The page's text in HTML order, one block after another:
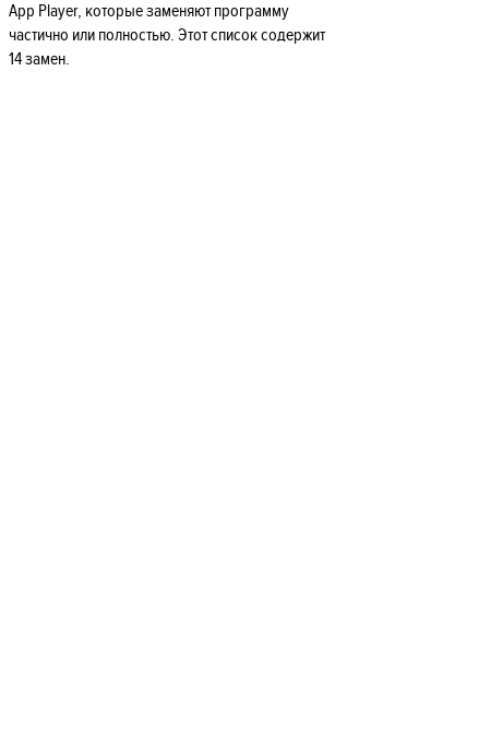
App Player, которые заменяют программу
частично или полностью. Этот список содержит
14 замен.